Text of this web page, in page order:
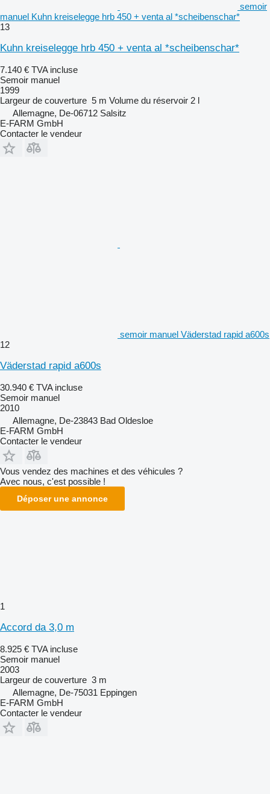
semoir
manuel Kuhn kreiselegge hrb 450 + venta al *scheibenschar*
13
Kuhn kreiselegge hrb 450 + venta al *scheibenschar*
7.140 € TVA incluse
Semoir manuel
1999
Largeur de couverture 5 m Volume du réservoir 2 l
Allemagne, De-06712 Salsitz
E-FARM GmbH
Contacter le vendeur
semoir manuel Väderstad rapid a600s
12
Väderstad rapid a600s
30.940 € TVA incluse
Semoir manuel
2010
Allemagne, De-23843 Bad Oldesloe
E-FARM GmbH
Contacter le vendeur
Vous vendez des machines et des véhicules ?
Avec nous, c'est possible !
Déposer une annonce
1
Accord da 3,0 m
8.925 € TVA incluse
Semoir manuel
2003
Largeur de couverture 3 m
Allemagne, De-75031 Eppingen
E-FARM GmbH
Contacter le vendeur